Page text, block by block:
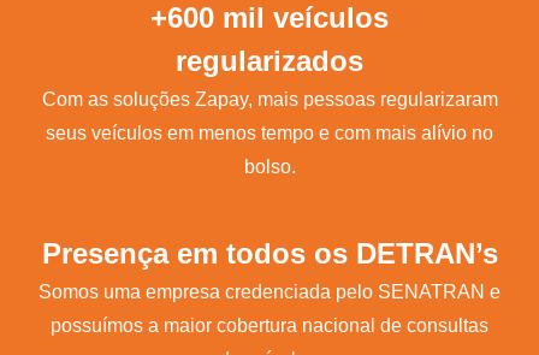
+600 mil veículos
regularizados
Com as soluções Zapay, mais pessoas regularizaram
seus veículos em menos tempo e com mais alívio no
bolso.
Presença em todos os DETRAN’s
Somos uma empresa credenciada pelo SENATRAN e
possuímos a maior cobertura nacional de consultas